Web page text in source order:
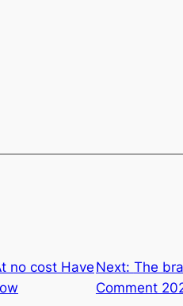
no cost Have Next: The
Comment